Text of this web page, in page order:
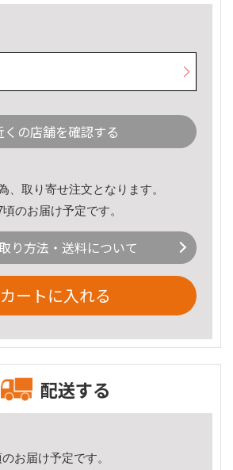
くの店舗を確認する
、取り寄せ注文となります。
のお届け予定です。
り方法・送料について
カートに入れる
配送する
お届け予定です。